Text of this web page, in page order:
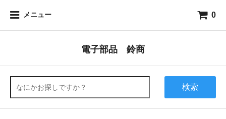
メニュー 0
電子部品 鈴商
検索